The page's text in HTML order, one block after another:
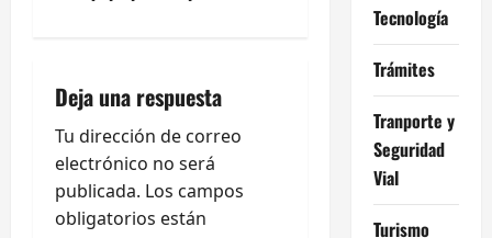
c
i
ó
n
Deja una respuesta
Tu dirección de correo
electrónico no será
publicada. Los campos
obligatorios están
Tecnología
Trámites
Tranporte y
Seguridad
Vial
Turismo